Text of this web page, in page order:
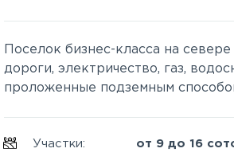
Поселок бизнес-класса на
дороги, электричество, газ,
проложенные подземным
Участки: от 9 до 16